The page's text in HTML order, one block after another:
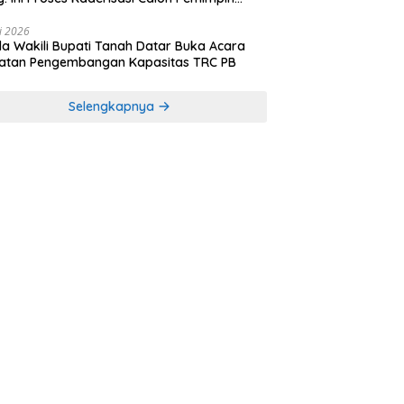
2026
Wakili Bupati Tanah Datar Buka Acara
Pengembangan Kapasitas TRC PB
Selengkapnya